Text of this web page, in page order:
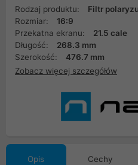
Rodzaj produktu:
Filtr
Rozmiar:
16:9
Przekatna ekranu:
21.5 cale
Długość:
268.3 mm
Szerokość:
476.7 mm
Zobacz więcej szczegółów
Opis Cechy